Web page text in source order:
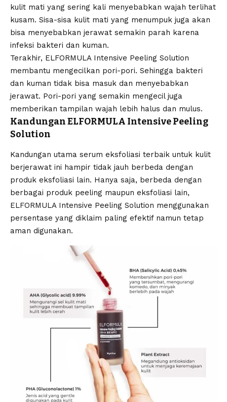
kulit mati yang sering kali menyebabkan wajah terlihat
kusam. Sisa-sisa kulit mati yang menumpuk juga akan
bisa menyebabkan jerawat semakin parah karena
infeksi bakteri dan kuman.
Terakhir, ELFORMULA Intensive Peeling Solution
membantu mengecilkan pori-pori. Sehingga bakteri
dan kuman tidak bisa masuk dan menyebabkan
jerawat. Pori-pori yang semakin mengecil juga
memberikan tampilan wajah lebih halus dan mulus.
Kandungan ELFORMULA Intensive Peeling
Solution
Kandungan utama serum eksfoliasi terbaik untuk kulit
berjerawat ini hampir tidak jauh berbeda dengan
produk eksfoliasi lain. Hanya saja, berbeda dengan
berbagai produk peeling maupun eksfoliasi lain,
ELFORMULA Intensive Peeling Solution menggunakan
persentase yang diklaim paling efektif namun tetap
aman digunakan.